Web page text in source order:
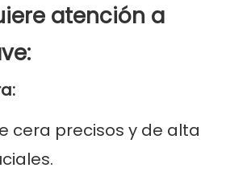
atención a
cera precisos y de alta